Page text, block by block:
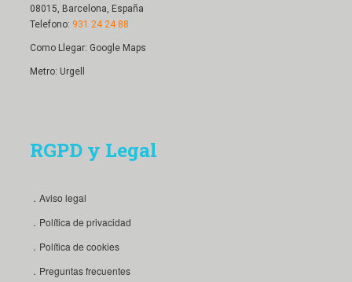
08015, Barcelona, España
Telefono: 931 24 24 88
Como Llegar: Google Maps
Metro: Urgell
RGPD y Legal
．Aviso legal
．Política de privacidad
．Política de cookies
．Preguntas frecuentes